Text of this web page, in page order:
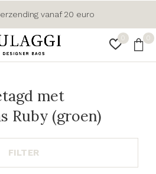
0 0
vanaf 20 euro
met
Ruby (groen)
FILTER